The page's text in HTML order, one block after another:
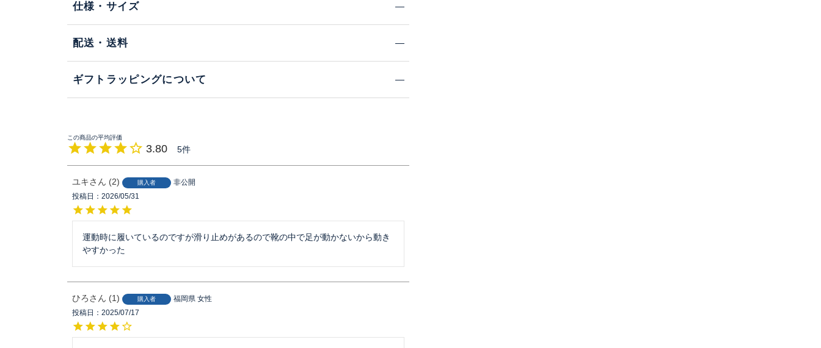
仕様・サイズ
配送・送料
ギフトラッピングについて
3.80 5
ユキ 2 購入者
非公開
投稿日
2026/05/31
運動時に履いているのですが滑り止めがあるので靴の中で足が動かないから動き
やすかった
ひろ 1 購入者 福岡県 女性
投稿日
2025/07/17